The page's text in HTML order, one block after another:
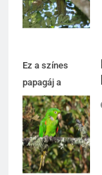
Ez a színes
papagáj a
természetben
pihen, gyönyörű
zöld tollazata
lenyűgöző.